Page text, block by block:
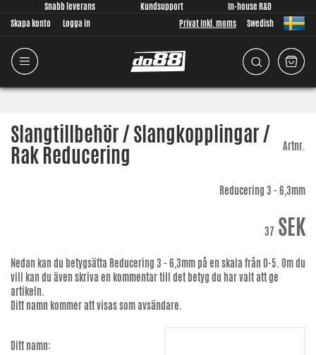
Snabb leverans Kundsupport
In-house R&D
Skapa konto
Logga in Privat Inkl. moms Swedish
Slangtillbehör / Slangkopplingar /
Rak Reducering Artnr.
Reducering 3 - 6,3mm
37 SEK
Nedan kan du betygsätta Reducering 3 - 6,3mm på en skala från 0-5. Om du
vill kan du även skriva en kommentar till det betyg du har valt att ge
artikeln.
Ditt namn kommer att visas som avsändare.
Ditt namn: